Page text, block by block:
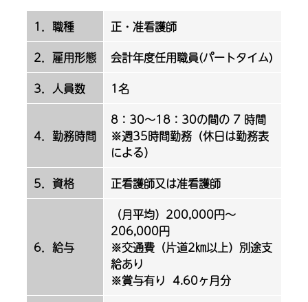
1．職種
正・准看護師
2．雇用形態
会計年度任用職員(パートタイム)
3．人員数
1名
4．勤務時間
8：30～18：30の間の 7 時間
※週35時間勤務（休日は勤務表
による）
5．資格
正看護師又は准看護師
6．給与
（月平均）200,000円～
206,000円
※交通費（片道2㎞以上）別途支
給あり
※賞与有り 4.60ヶ月分